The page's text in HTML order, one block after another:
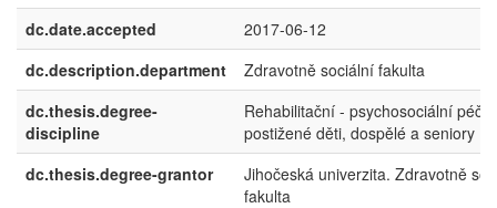
dc.date.accepted
2017-06-12
dc.description.department
Zdravotně sociální fakulta
dc.thesis.degree-
discipline
Rehabilitační - psychosociální péče
postižené děti, dospělé a seniory
dc.thesis.degree-grantor
Jihočeská univerzita. Zdravotně
fakulta